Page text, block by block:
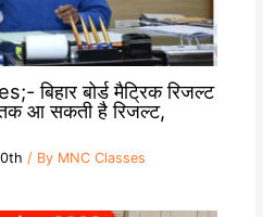
बिहार बोर्ड मैट्रिक रिजल्ट
आ सकती है रिजल्ट,
/ By MNC Classes